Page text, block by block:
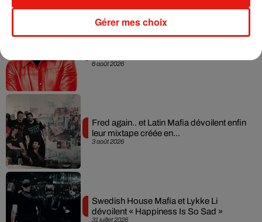
6 août 2026
3 août 2026
Fred again.. et Latin Mafia dévoilent enfin
leur mixtape créée en...
31 juillet 2026
Swedish House Mafia et Lykke Li
dévoilent « Happiness Is So Sad »
Gérer mes choix